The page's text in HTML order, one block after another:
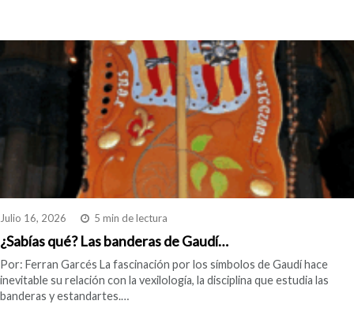
Julio 16, 2026 5 min de lectura
¿Sabías qué? Las banderas de Gaudí…
Por: Ferran Garcés La fascinación por los símbolos de Gaudí hace
inevitable su relación con la vexilología, la disciplina que estudia las
banderas y estandartes.…